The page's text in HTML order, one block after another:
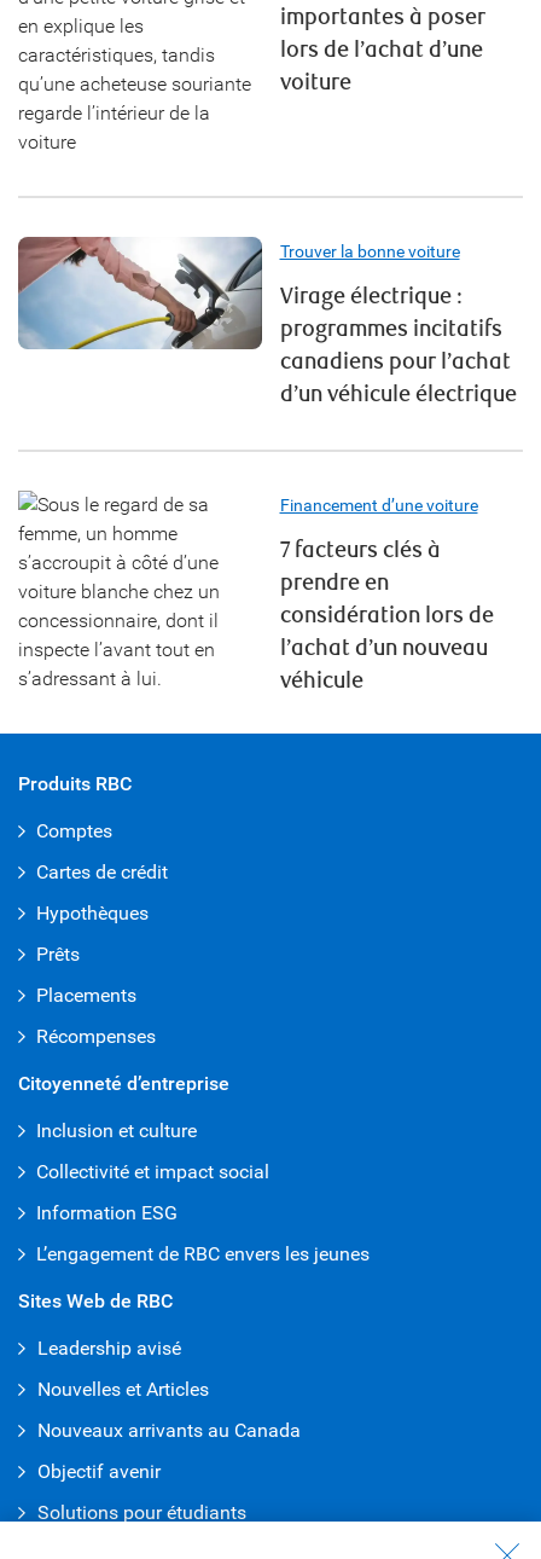
importantes à poser
lors de l’achat d’une
voiture
Trouver la bonne voiture
Virage électrique :
programmes incitatifs
canadiens pour l’achat
d’un véhicule électrique
Financement d’une voiture
7 facteurs clés à
prendre en
considération lors de
l’achat d’un nouveau
véhicule
Produits RBC
Comptes
Cartes de crédit
Hypothèques
Prêts
Placements
Récompenses
Citoyenneté d’entreprise
Inclusion et culture
Collectivité et impact social
Information ESG
L’engagement de RBC envers les jeunes
Sites Web de RBC
Leadership avisé
Nouvelles et Articles
Nouveaux arrivants au Canada
Objectif avenir
Solutions pour étudiants